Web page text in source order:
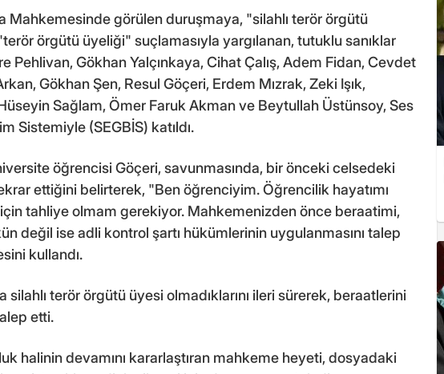
Mahkemesinde görülen duruşmaya, "silahlı terör örgütü
örgütü üyeliği" suçlamasıyla yargılanan, tutuklu sanıklar
Pehlivan, Gökhan Yalçınkaya, Cihat Çalış, Adem Fidan, Cevdet
Gökhan Şen, Resul Göçeri, Erdem Mızrak, Zeki Işık,
Sağlam, Ömer Faruk Akman ve Beytullah Üstünsoy, Ses
Sistemiyle (SEGBİS) katıldı.
öğrencisi Göçeri, savunmasında, bir önceki celsedeki
ettiğini belirterek, "Ben öğrenciyim. Öğrencilik hayatımı
tahliye olmam gerekiyor. Mahkemenizden önce beraatimi,
değil ise adli kontrol şartı hükümlerinin uygulanmasını talep
kullandı.
silahlı terör örgütü üyesi olmadıklarını ileri sürerek, beraatlerini
etti.
halinin devamını kararlaştıran mahkeme heyeti, dosyadaki